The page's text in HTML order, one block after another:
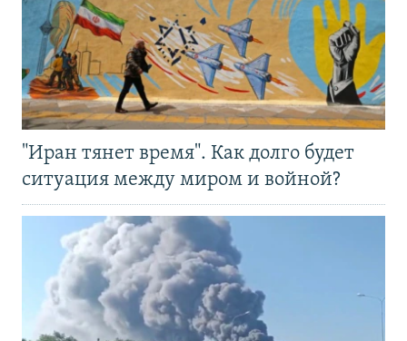
"Иран тянет время". Как долго будет
ситуация между миром и войной?